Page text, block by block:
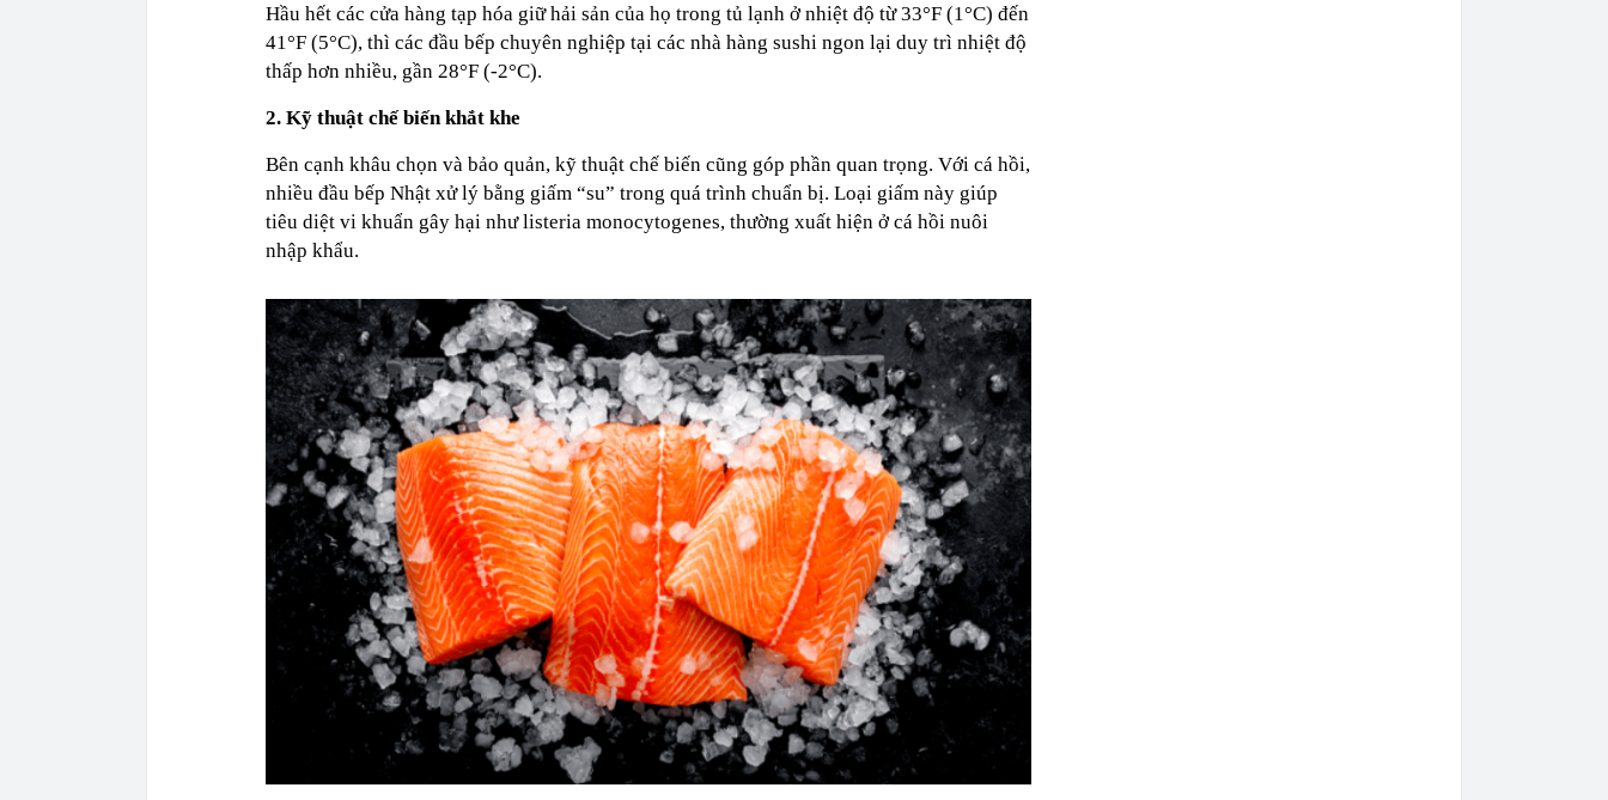
Hầu hết các cửa hàng tạp hóa giữ hải sản của họ trong tủ lạnh ở nhiệt độ từ 33°F (1°C) đến
41°F (5°C), thì các đầu bếp chuyên nghiệp tại các nhà hàng sushi ngon lại duy trì nhiệt độ
thấp hơn nhiều, gần 28°F (-2°C).
2. Kỹ thuật chế biến khắt khe
Bên cạnh khâu chọn và bảo quản, kỹ thuật chế biến cũng góp phần quan trọng. Với cá hồi,
nhiều đầu bếp Nhật xử lý bằng giấm “su” trong quá trình chuẩn bị. Loại giấm này giúp
tiêu diệt vi khuẩn gây hại như listeria monocytogenes, thường xuất hiện ở cá hồi nuôi
nhập khẩu.